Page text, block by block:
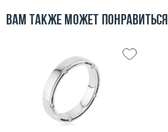
Вам также может понравиться